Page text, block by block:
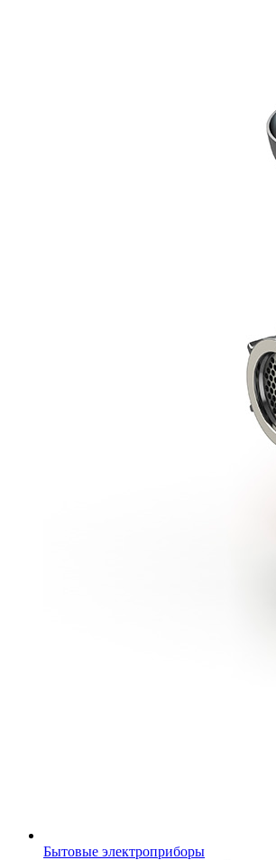
Бытовые электроприборы